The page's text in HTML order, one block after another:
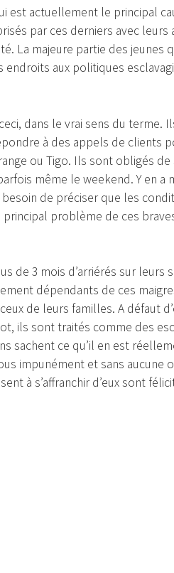
est actuellement le principal
par ces derniers avec leurs
La majeure partie des jeunes
aux politiques
dans le vrai sens du terme.
à des appels de clients
ou Tigo. Ils sont obligés
même le weekend. Y en a
de préciser que les
problème de ces
de 3 mois d’arriérés sur leurs
dépendants de ces
de leurs familles. A défaut
ils sont traités comme des
sachent ce qu’il en est
impunément et sans aucune
à s’affranchir d’eux sont